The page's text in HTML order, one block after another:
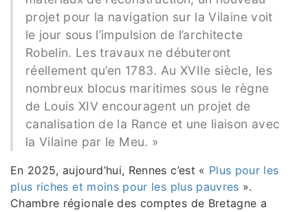
projet pour la navigation sur la Vilaine voit
le jour sous l’impulsion de l’architecte
Robelin. Les travaux ne débuteront
réellement qu’en 1783. Au XVIIe siècle, les
nombreux blocus maritimes sous le règne
de Louis XIV encouragent un projet de
canalisation de la Rance et une liaison avec
la Vilaine par le Meu. »
En 2025, aujourd’hui, Rennes c’est « Plus pour les
plus riches et moins pour les plus pauvres ».
Chambre régionale des comptes de Bretagne a